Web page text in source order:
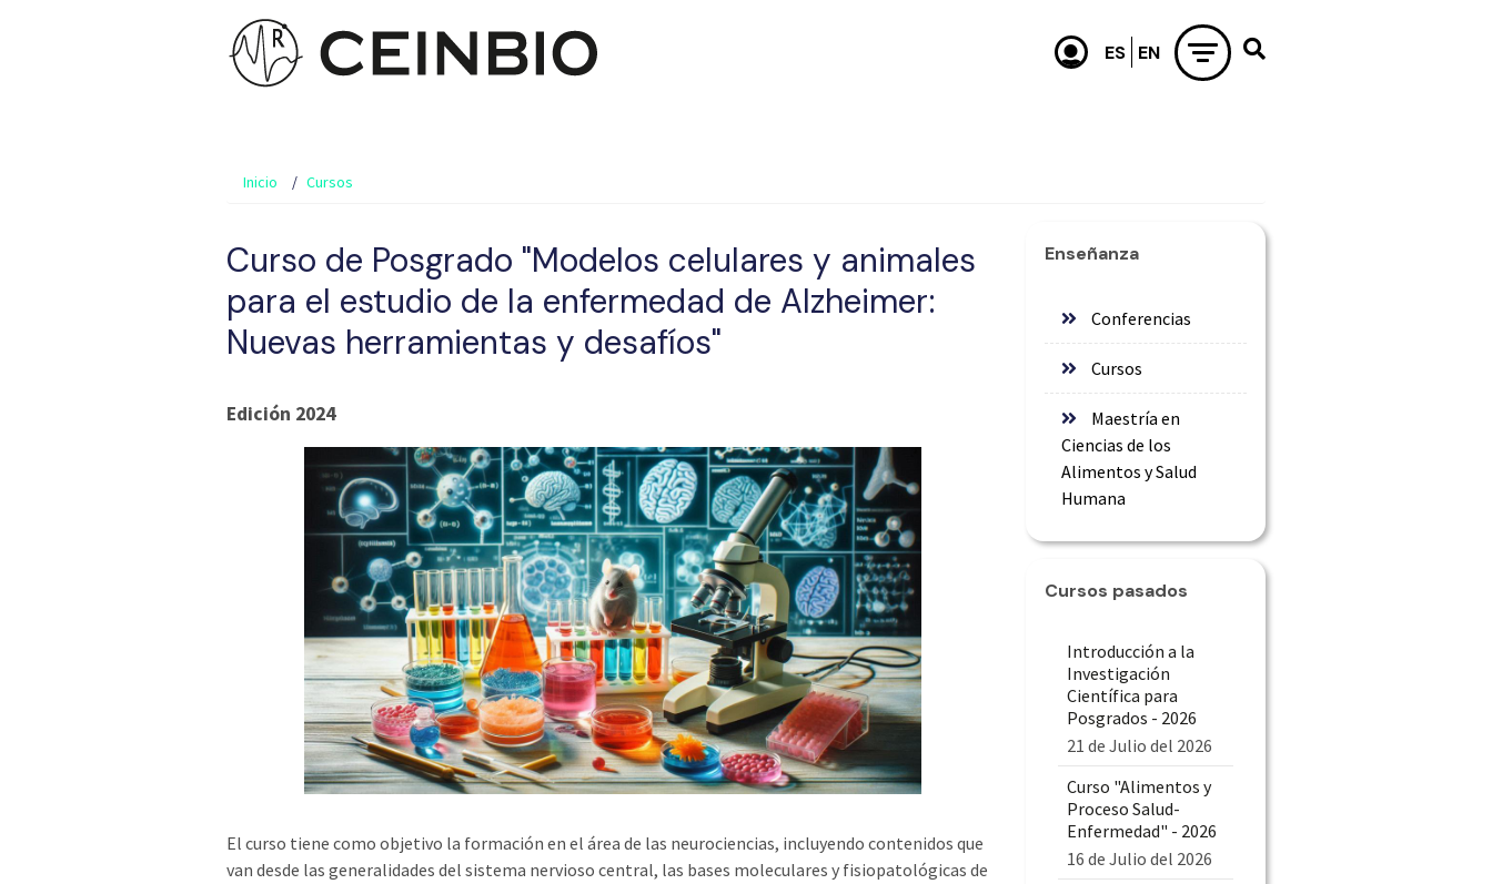
Inicio Cursos
Curso de Posgrado "Modelos celulares y animales
para el estudio de la enfermedad de Alzheimer:
Nuevas herramientas y desafíos"
Edición 2024
El curso tiene como objetivo la formación en el área de las neurociencias, incluyendo contenidos que
van desde las generalidades del sistema nervioso central, las bases moleculares y fisiopatológicas de
Enseñanza
Conferencias
Cursos
Maestría en
Ciencias de los
Alimentos y Salud
Humana
Cursos pasados
Introducción a la
Investigación
Científica para
Posgrados - 2026
21 de Julio del 2026
Curso "Alimentos y
Proceso Salud-
Enfermedad" - 2026
16 de Julio del 2026